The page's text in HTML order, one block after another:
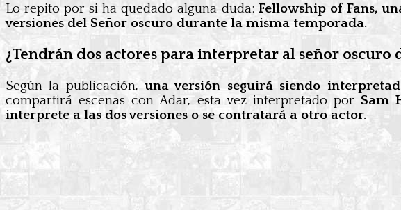
Lo repito por si ha quedado alguna duda: Fellowship of Fans,
versiones del Señor oscuro durante la misma temporada.
¿Tendrán dos actores para interpretar al señor oscuro
Según la publicación,una versión seguirá siendo
compartirá escenas con Adar, esta vez interpretado porSam
interprete a las dos versiones o se contratará a otro actor.